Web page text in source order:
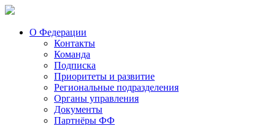
О Федерации
Контакты
Команда
Подписка
Приоритеты и развитие
Региональные подразделения
Органы управления
Документы
Партнёры ФФ